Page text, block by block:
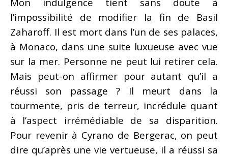
l’impossibilité de modifier la fin de Basil
Zaharoff. Il est mort dans l’un de ses palaces,
à Monaco, dans une suite luxueuse avec vue
sur la mer. Personne ne peut lui retirer cela.
Mais peut-on affirmer pour autant qu’il a
réussi son passage ? Il meurt dans la
tourmente, pris de terreur, incrédule quant
à l’aspect irrémédiable de sa disparition.
Pour revenir à Cyrano de Bergerac, on peut
dire qu’après une vie vertueuse, il a réussi sa